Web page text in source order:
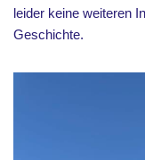
leider keine weiteren
Geschichte.